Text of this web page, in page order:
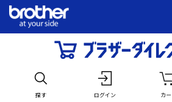
探す ログイン カ